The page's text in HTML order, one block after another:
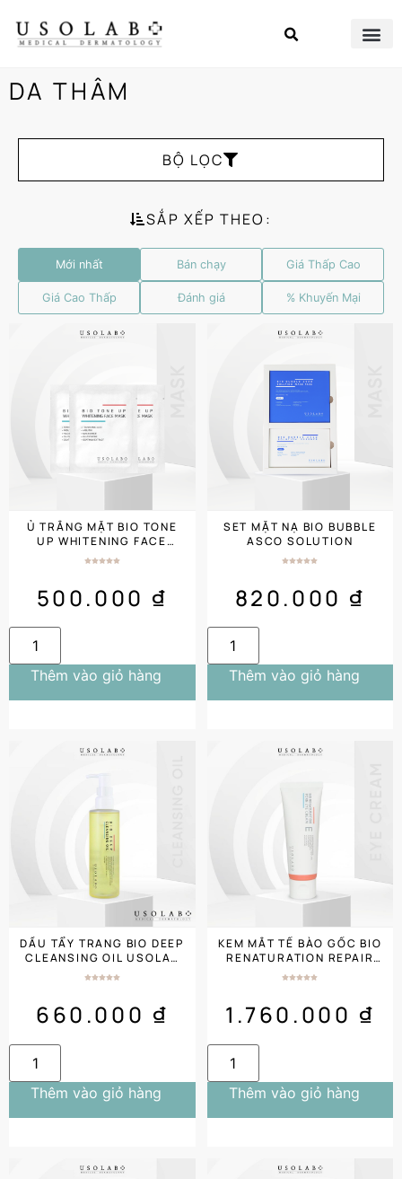
DA THÂM
BỘ LỌC
SẮP XẾP THEO:
Mới nhất Bán chạy Giá Thấp Cao
Giá Cao Thấp Đánh giá % Khuyến Mại
Ủ TRẮNG MẶT BIO TONE
UP WHITENING FACE
MASK 10 GÓI
500.000 ₫
Thêm vào giỏ hàng
SET MẶT NẠ BIO BUBBLE
ASCO SOLUTION
820.000 ₫
Thêm vào giỏ hàng
DẦU TẨY TRANG BIO DEEP
CLEANSING OIL USOLAB
HOMECARE
660.000 ₫
Thêm vào giỏ hàng
KEM MẮT TẾ BÀO GỐC BIO
RENATURATION REPAIR
EYE CREAM 100ML
1.760.000 ₫
Thêm vào giỏ hàng